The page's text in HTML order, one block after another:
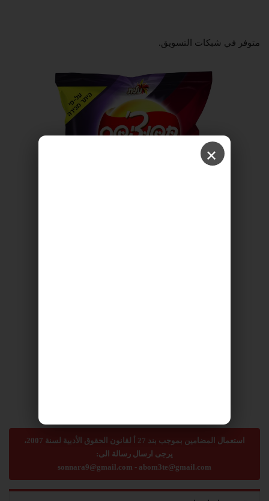
متوفر في شبكات التسويق.
استعمال المضامين بموجب بند 27 أ لقانون الحقوق الأدبية لسنة 2007،
يرجى ارسال رسالة الى:
sonnara9@gmail.com - abom3te@gmail.com
✕